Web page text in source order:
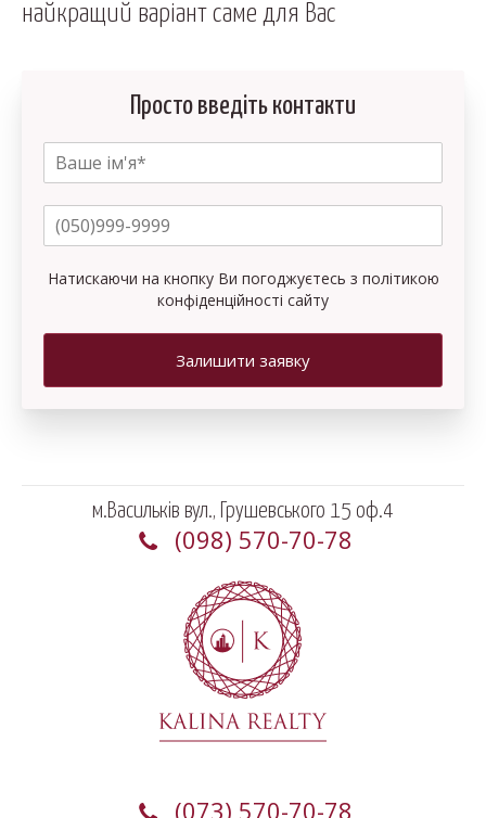
найкращий варіант саме для Вас
Просто введіть контакти
Натискаючи на кнопку Ви погоджуєтесь з політикою
конфіденційності сайту
Залишити заявку
м.Васильків вул., Грушевського 15 оф.4
(098) 570-70-78
(073) 570-70-78